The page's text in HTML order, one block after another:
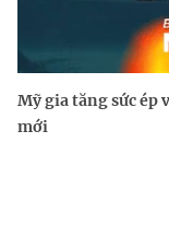
Mỹ gia tăng sức ép
mới